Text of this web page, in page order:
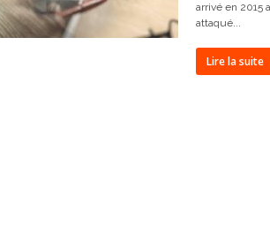
arrivé en 2015
attaqué...
Lire la suite